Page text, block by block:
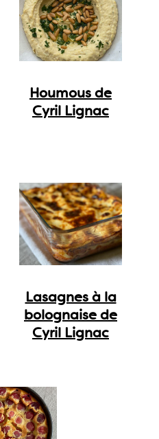
Houmous de
Cyril Lignac
Lasagnes à la
bolognaise de
Cyril Lignac